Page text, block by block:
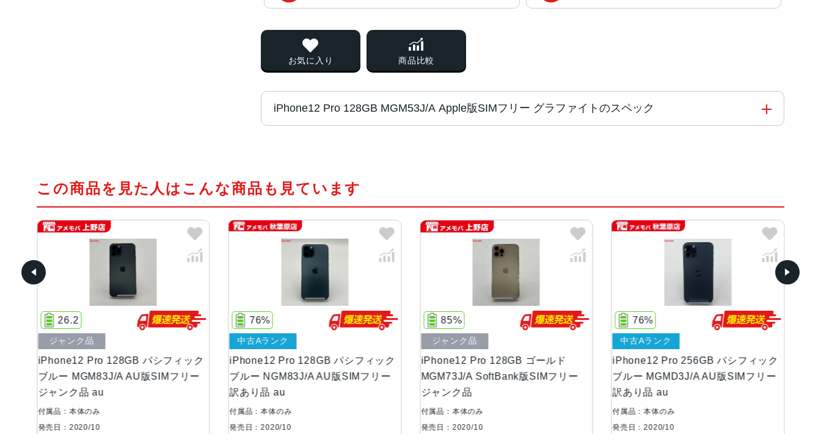
お気に入り 商品比較
iPhone12 Pro 128GB MGM53J/A Apple版SIMフリー グラファイトのスペック
カラー シルバー、グラファイト、ゴールド、パシフィックブルー
容量 128GB、256GB、512GB
サイズ・重さ 146.7×71.5×7.4mm ・187g
液晶
Super Retina XDRディスプレイ6.1インチ（対角）オールスクリーンOLEDディス
プレイ2,532 x 1,170ピクセル解像度、460ppi
防沫性能、耐水性
能、防塵性能
IEC規格60529にもとづくIP68等級（最大水深6メートルで最大30分間）
カメラ
Pro 12MPカメラシステム：超広角、広角、望遠カメラ超広角：ƒ/2.4絞り値と120°
視野角広角：ƒ/1.6絞り値望遠：ƒ/2.0絞り値（iPhone 12 Pro）2倍の光学ズームイ
この商品を見た人はこんな商品も見ています
パシフィック
版SIMフリー
iPhone12 Pro 128GB パシフィック
ブルー NGM83J/A AU版SIMフリー
訳あり品 au
76%
iPhone12 Pro 128GB ゴールド
MGM73J/A SoftBank版SIMフリー
85%
iPhone12 Pro 256GB パシフィック
ブルー MGMD3J/A AU版SIMフリー
76%
iPhone12 Pro 512GB パシフ
ブルー MGMJ3J/A AU版SIMフ
71%